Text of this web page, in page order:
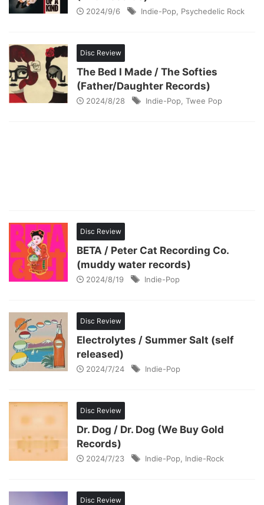
2024/9/6 Indie-Pop Psychedelic Rock
Disc Review
The Bed I Made / The Softies
(Father/Daughter Records)
2024/8/28 Indie-Pop Twee Pop
Disc Review
BETA / Peter Cat Recording Co.
(muddy water records)
2024/8/19 Indie-Pop
Disc Review
Electrolytes / Summer Salt (self
released)
2024/7/24 Indie-Pop
Disc Review
Dr. Dog / Dr. Dog (We Buy Gold
Records)
2024/7/23 Indie-Pop Indie-Rock
Disc Review